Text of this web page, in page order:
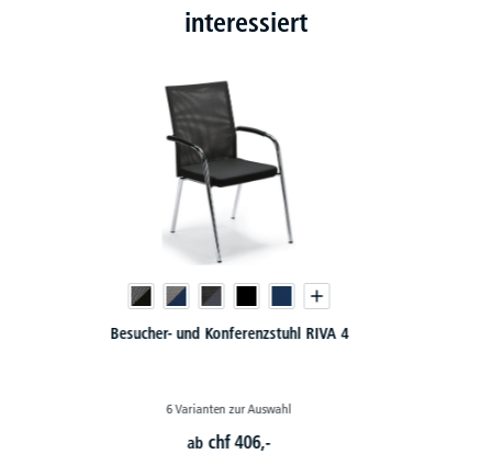
interessiert
Besucherstuhl FLORA II - Echt-/Kunstleder-Bezug
4 Varianten zur Auswahl
abchf 110,-